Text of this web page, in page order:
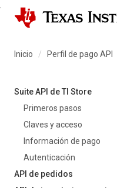
Skip to
content
Inicio Perfil de pago API
Suite API de TI Store
Primeros pasos
Claves y acceso
Información de pago
Autenticación
API de pedidos